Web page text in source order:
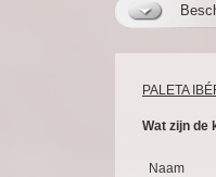
PALETA
Wat zijn de
Naam